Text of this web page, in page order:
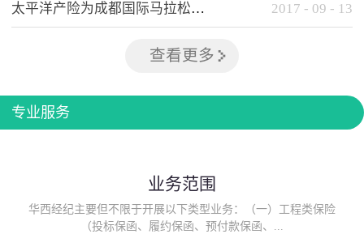
太平洋产险为成都国际马拉松提供全方位保险保障 2017 - 09 - 13
查看更多
专业服务
业务范围
华西经纪主要但不限于开展以下类型业务：（一）工程类保险
（投标保函、履约保函、预付款保函、...